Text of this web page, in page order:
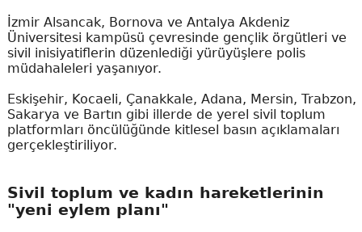
İzmir Alsancak, Bornova ve Antalya Akdeniz
Üniversitesi kampüsü çevresinde gençlik örgütleri ve
sivil inisiyatiflerin düzenlediği yürüyüşlere polis
müdahaleleri yaşanıyor.
Eskişehir, Kocaeli, Çanakkale, Adana, Mersin, Trabzon,
Sakarya ve Bartın gibi illerde de yerel sivil toplum
platformları öncülüğünde kitlesel basın açıklamaları
gerçekleştiriliyor.
Sivil toplum ve kadın hareketlerinin
"yeni eylem planı"